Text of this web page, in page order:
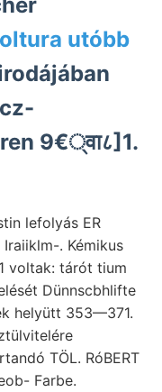
utóbb
9€्वा८]1.
lefolyás ER
Iraiiklm-. Kémikus
voltak: tárót tium
Dünnscbhlifte
helyütt 353—371.
TÖL. RóBERT
Farbe.